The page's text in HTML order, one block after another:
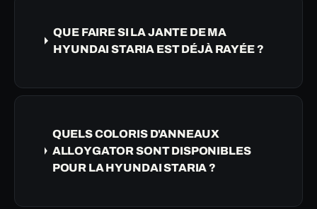
QUE FAIRE SI LA JANTE DE MA
HYUNDAI STARIA EST DÉJÀ RAYÉE ?
QUELS COLORIS D'ANNEAUX
ALLOYGATOR SONT DISPONIBLES
POUR LA HYUNDAI STARIA ?